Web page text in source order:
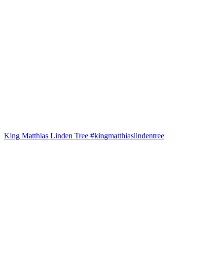
King Matthias Linden Tree #kingmatthiaslindentree